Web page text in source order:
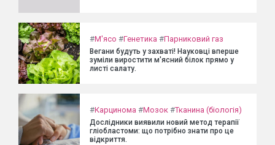
#М'ясо #Генетика #Парниковий газ
Вегани будуть у захваті! Науковці вперше
зуміли виростити м'ясний білок прямо у
листі салату.
#Карцинома #Мозок #Тканина (біологія)
Дослідники виявили новий метод терапії
гліобластоми: що потрібно знати про це
відкриття.